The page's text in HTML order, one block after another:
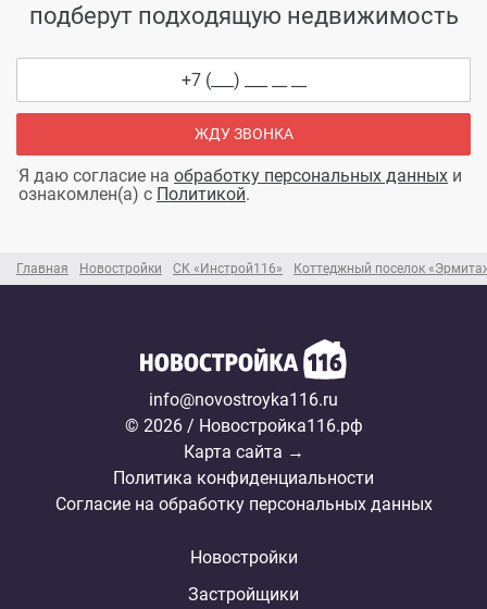
Главная Новостройки СК «Инстрой116» Коттеджный поселок
подберут подходящую недвижимость
ЖДУ ЗВОНКА
Я даю согласие на обработку персональных данных и
ознакомлен(а) с Политикой.
info@novostroyka116.ru
© 2026 / Новостройка116.рф
Карта сайта →
Политика конфиденциальности
Согласие на обработку персональных данных
Новостройки
Застройщики